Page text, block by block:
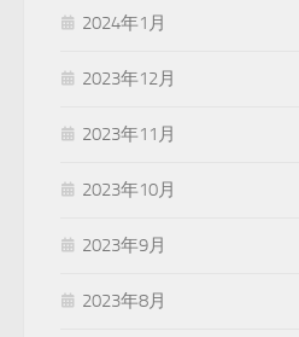
2024年1月
2023年12月
2023年11月
2023年10月
2023年9月
2023年8月